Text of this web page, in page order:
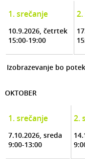
1. srečanje
10.9.2026, četrtek
15:00-19:00
Izobrazevanje bo
OKTOBER
1. srečanje
7.10.2026, sreda
9:00-13:00
2.